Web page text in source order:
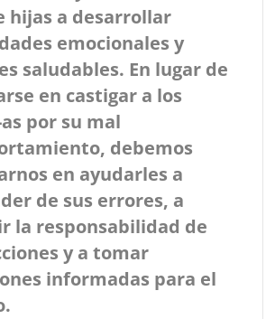
hijas a desarrollar
emocionales y
saludables. En lugar de
en castigar a los
por su mal
debemos
en ayudarles a
de sus errores, a
la responsabilidad de
y a tomar
informadas para el